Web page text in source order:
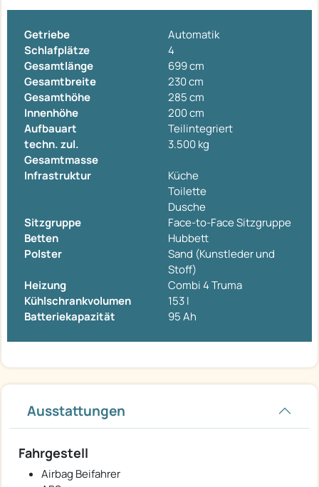
Getriebe
Automatik
Schlafplätze
4
Gesamtlänge
699 cm
Gesamtbreite
230 cm
Gesamthöhe
285 cm
Innenhöhe
200 cm
Aufbauart
Teilintegriert
techn. zul.
Gesamtmasse
3.500 kg
Infrastruktur
Küche
Toilette
Dusche
Sitzgruppe
Face-to-Face Sitzgruppe
Betten
Hubbett
Polster
Sand (Kunstleder und
Stoff)
Heizung
Combi 4 Truma
Kühlschrankvolumen
153 l
Batteriekapazität
95 Ah
Ausstattungen
Fahrgestell
Airbag Beifahrer